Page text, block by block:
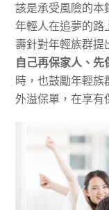
該是承受風險的本
年輕人在追夢的路
壽針對年輕族群提
自己再保家人、先
時，也鼓勵年輕
外溢保單，在享有